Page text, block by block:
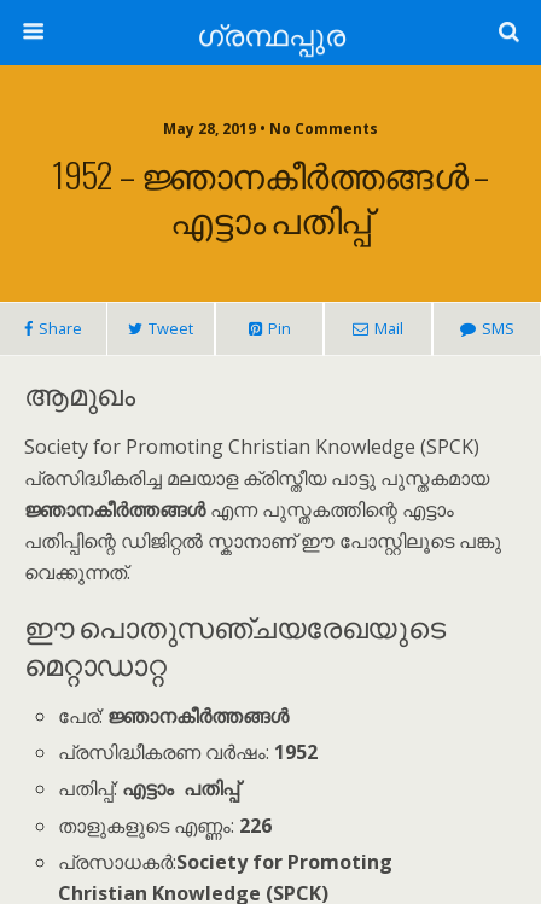
ഗ്രന്ഥപ്പുര
May 28, 2019 • No Comments
1952 – ജ്ഞാനകീർത്തങ്ങൾ –
എട്ടാം പതിപ്പ്
Share Tweet Pin Mail SMS
ആമുഖം
Society for Promoting Christian Knowledge (SPCK)
പ്രസിദ്ധീകരിച്ച മലയാള ക്രിസ്തീയ പാട്ടു പുസ്തകമായ
ജ്ഞാനകീർത്തങ്ങൾഎന്ന പുസ്തകത്തിന്റെ എട്ടാം
പതിപ്പിന്റെ ഡിജിറ്റൽ സ്കാനാണ് ഈ പോസ്റ്റിലൂടെ പങ്കു
വെക്കുന്നത്.
ഈ പൊതുസഞ്ചയരേഖയുടെ
മെറ്റാഡാറ്റ
പേര്:ജ്ഞാനകീർത്തങ്ങൾ
പ്രസിദ്ധീകരണ വർഷം: 1952
പതിപ്പ്:എട്ടാം പതിപ്പ്
താളുകളുടെ എണ്ണം: 226
പ്രസാധകർ:Society for Promoting
Christian Knowledge (SPCK)